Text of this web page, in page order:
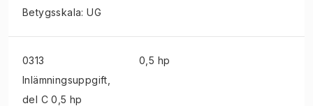
Betygsskala: UG
0313
Inlämningsuppgift
del C 0,5 hp
0,5 hp